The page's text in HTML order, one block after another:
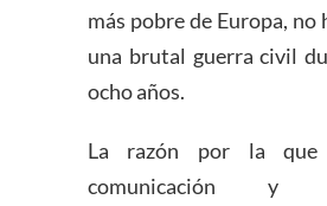
más pobre de Europa,
una brutal guerra civil
ocho años.
La razón por la que
comunicación y